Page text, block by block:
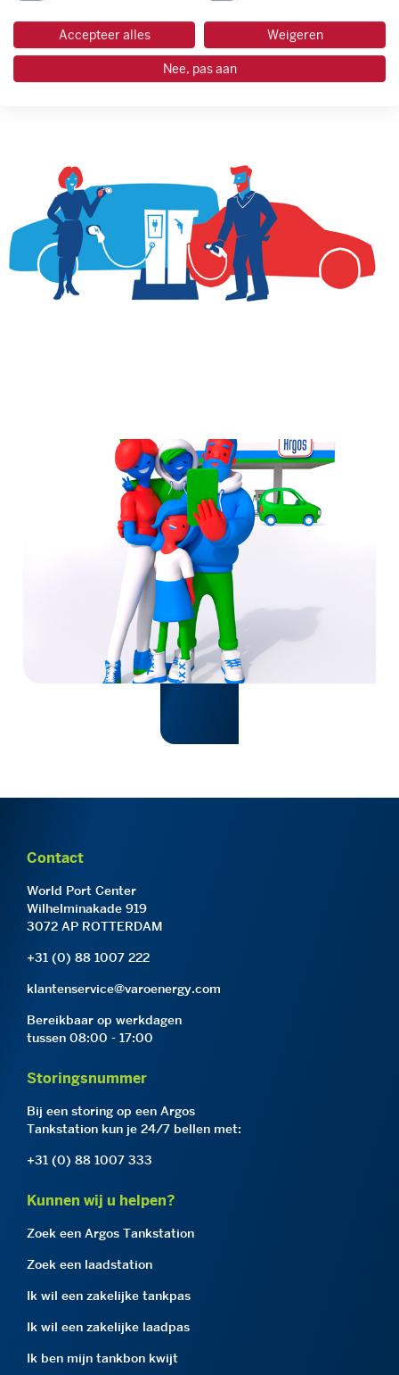
laadpas aanvragen
Contact
World Port Center
Wilhelminakade 919
3072 AP ROTTERDAM
+31 (0) 88 1007 222
klantenservice@varoenergy.com
Bereikbaar op werkdagen
tussen 08:00 - 17:00
Storingsnummer
Bij een storing op een Argos
Tankstation kun je 24/7 bellen met:
+31 (0) 88 1007 333
Kunnen wij u helpen?
Zoek een Argos Tankstation
Zoek een laadstation
Ik wil een zakelijke tankpas
Ik wil een zakelijke laadpas
Ik ben mijn tankbon kwijt
Accepteer alles Weigeren
Nee, pas aan